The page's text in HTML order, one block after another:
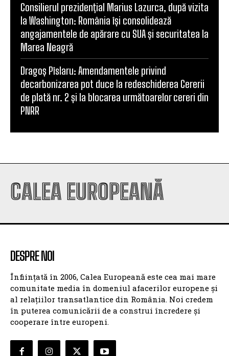
Consilierul prezidențial Marius Lazurca, după vizita
la Washington: România își consolidează
angajamentele de apărare cu SUA și securitatea la
Marea Neagră
Dragoș Pîslaru: Amendamentele privind
decarbonizarea pot duce la redeschiderea Cererii
de plată nr. 2 și la blocarea următoarelor cereri din
PNRR
CALEA EUROPEANĂ
DESPRE NOI
Înființată în 2006, Calea Europeană este cea mai mare
comunitate media în domeniul afacerilor europene și
al relațiilor transatlantice din România. Noi credem
în puterea comunicării de a construi încredere și
cooperare între europeni.